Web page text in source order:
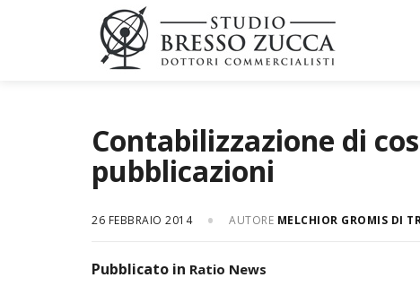
Contabilizzazione di
pubblicazioni
26 FEBBRAIO 2014 AUTORE MELCHIOR GROMIS DI
Pubblicato in Ratio News